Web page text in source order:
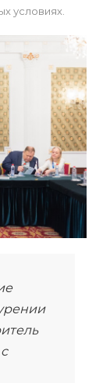
условиях.